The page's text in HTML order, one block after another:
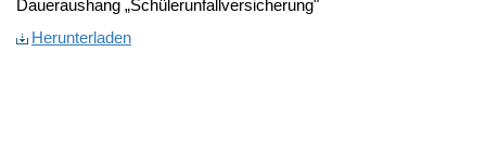
Daueraushang „Schülerunfallversicherung"
Herunterladen